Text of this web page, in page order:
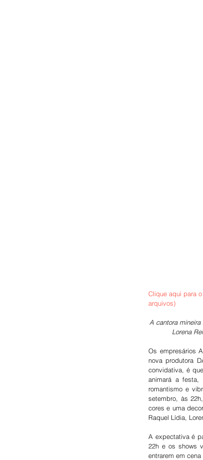
Clique aqui para
arquivos)
A cantora
Lorena
Os empresários
nova produtora
convidativa, é
animará a festa,
romantismo e
setembro, às
cores e uma
Raquel Lídia,
A expectativa é
22h e os shows
entrarem em